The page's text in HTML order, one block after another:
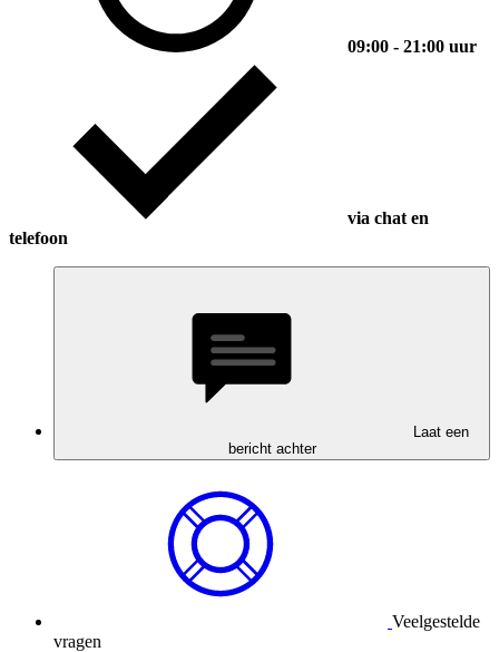
09:00 - 21:00 uur
via chat en
telefoon
Laat een
bericht achter
Veelgestelde
vragen